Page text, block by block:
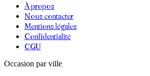
À propos
Nous contacter
Mentions légales
Confidentialité
CGU
Occasion par ville